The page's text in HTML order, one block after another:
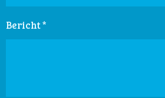
Bericht *